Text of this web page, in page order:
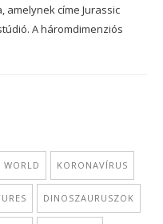
amelynek címe Jurassic
A háromdimenziós
WORLD KORONAVÍRUS
DINOSZAURUSZOK